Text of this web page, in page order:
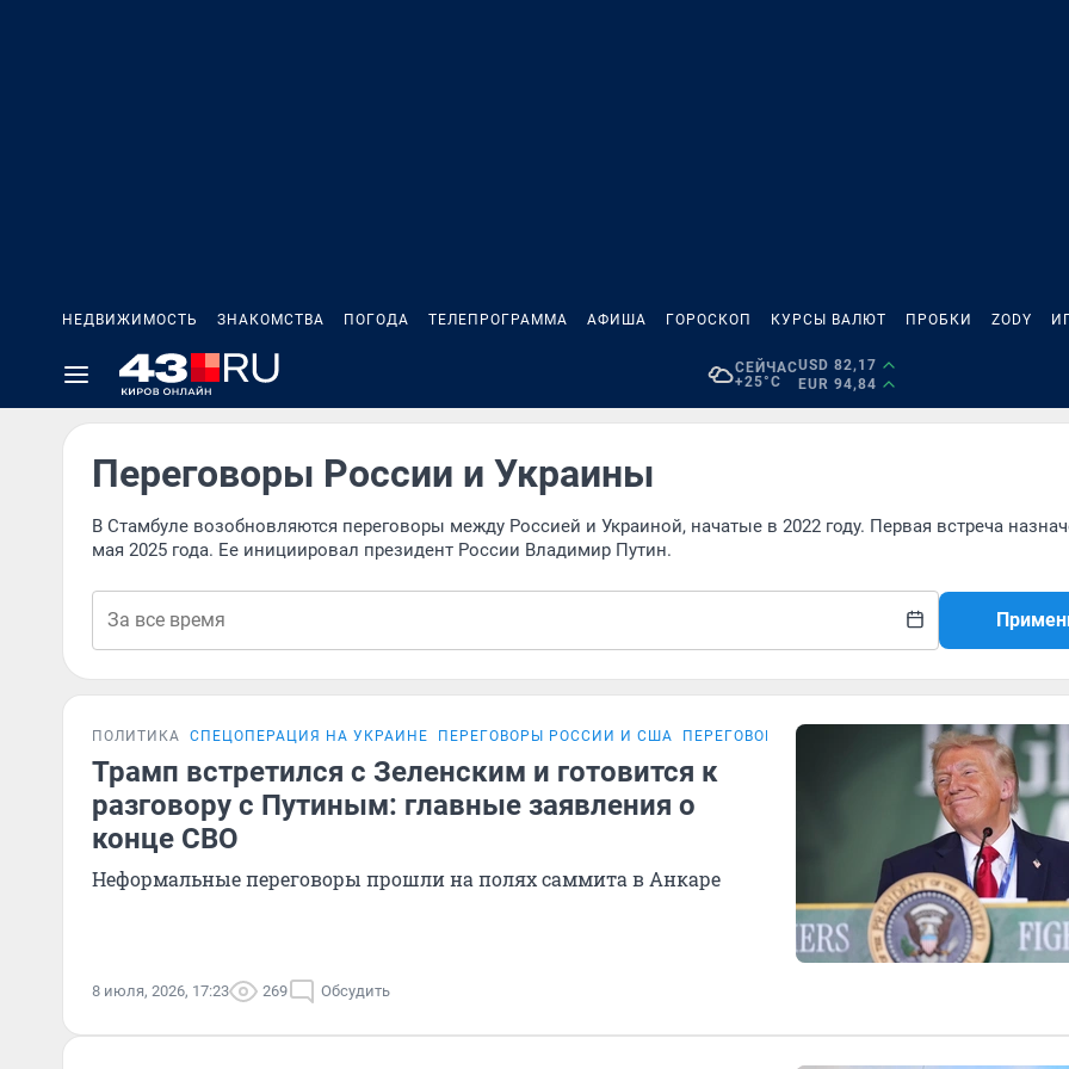
НЕДВИЖИМОСТЬ ЗНАКОМСТВА ПОГОДА ТЕЛЕПРОГРАММА АФИША ГОРОСКОП КУРСЫ ВАЛЮТ ПРОБКИ ZODY
СЕЙЧАС
+25°C
USD 82,17
EUR 94,84
Переговоры России и Украины
В Стамбуле возобновляются переговоры между Россией и Украиной, начатые в 2022 году. Первая встреча
мая 2025 года. Ее инициировал президент России Владимир Путин.
ПОЛИТИКА СПЕЦОПЕРАЦИЯ НА УКРАИНЕ ПЕРЕГОВОРЫ РОССИИ И США ПЕРЕГОВОРЫ РОССИИ И УКРАИНЫ
Трамп встретился с Зеленским и готовится к
разговору с Путиным: главные заявления о
конце СВО
Неформальные переговоры прошли на полях саммита в Анкаре
8 июля, 2026, 17:23 269 Обсудить